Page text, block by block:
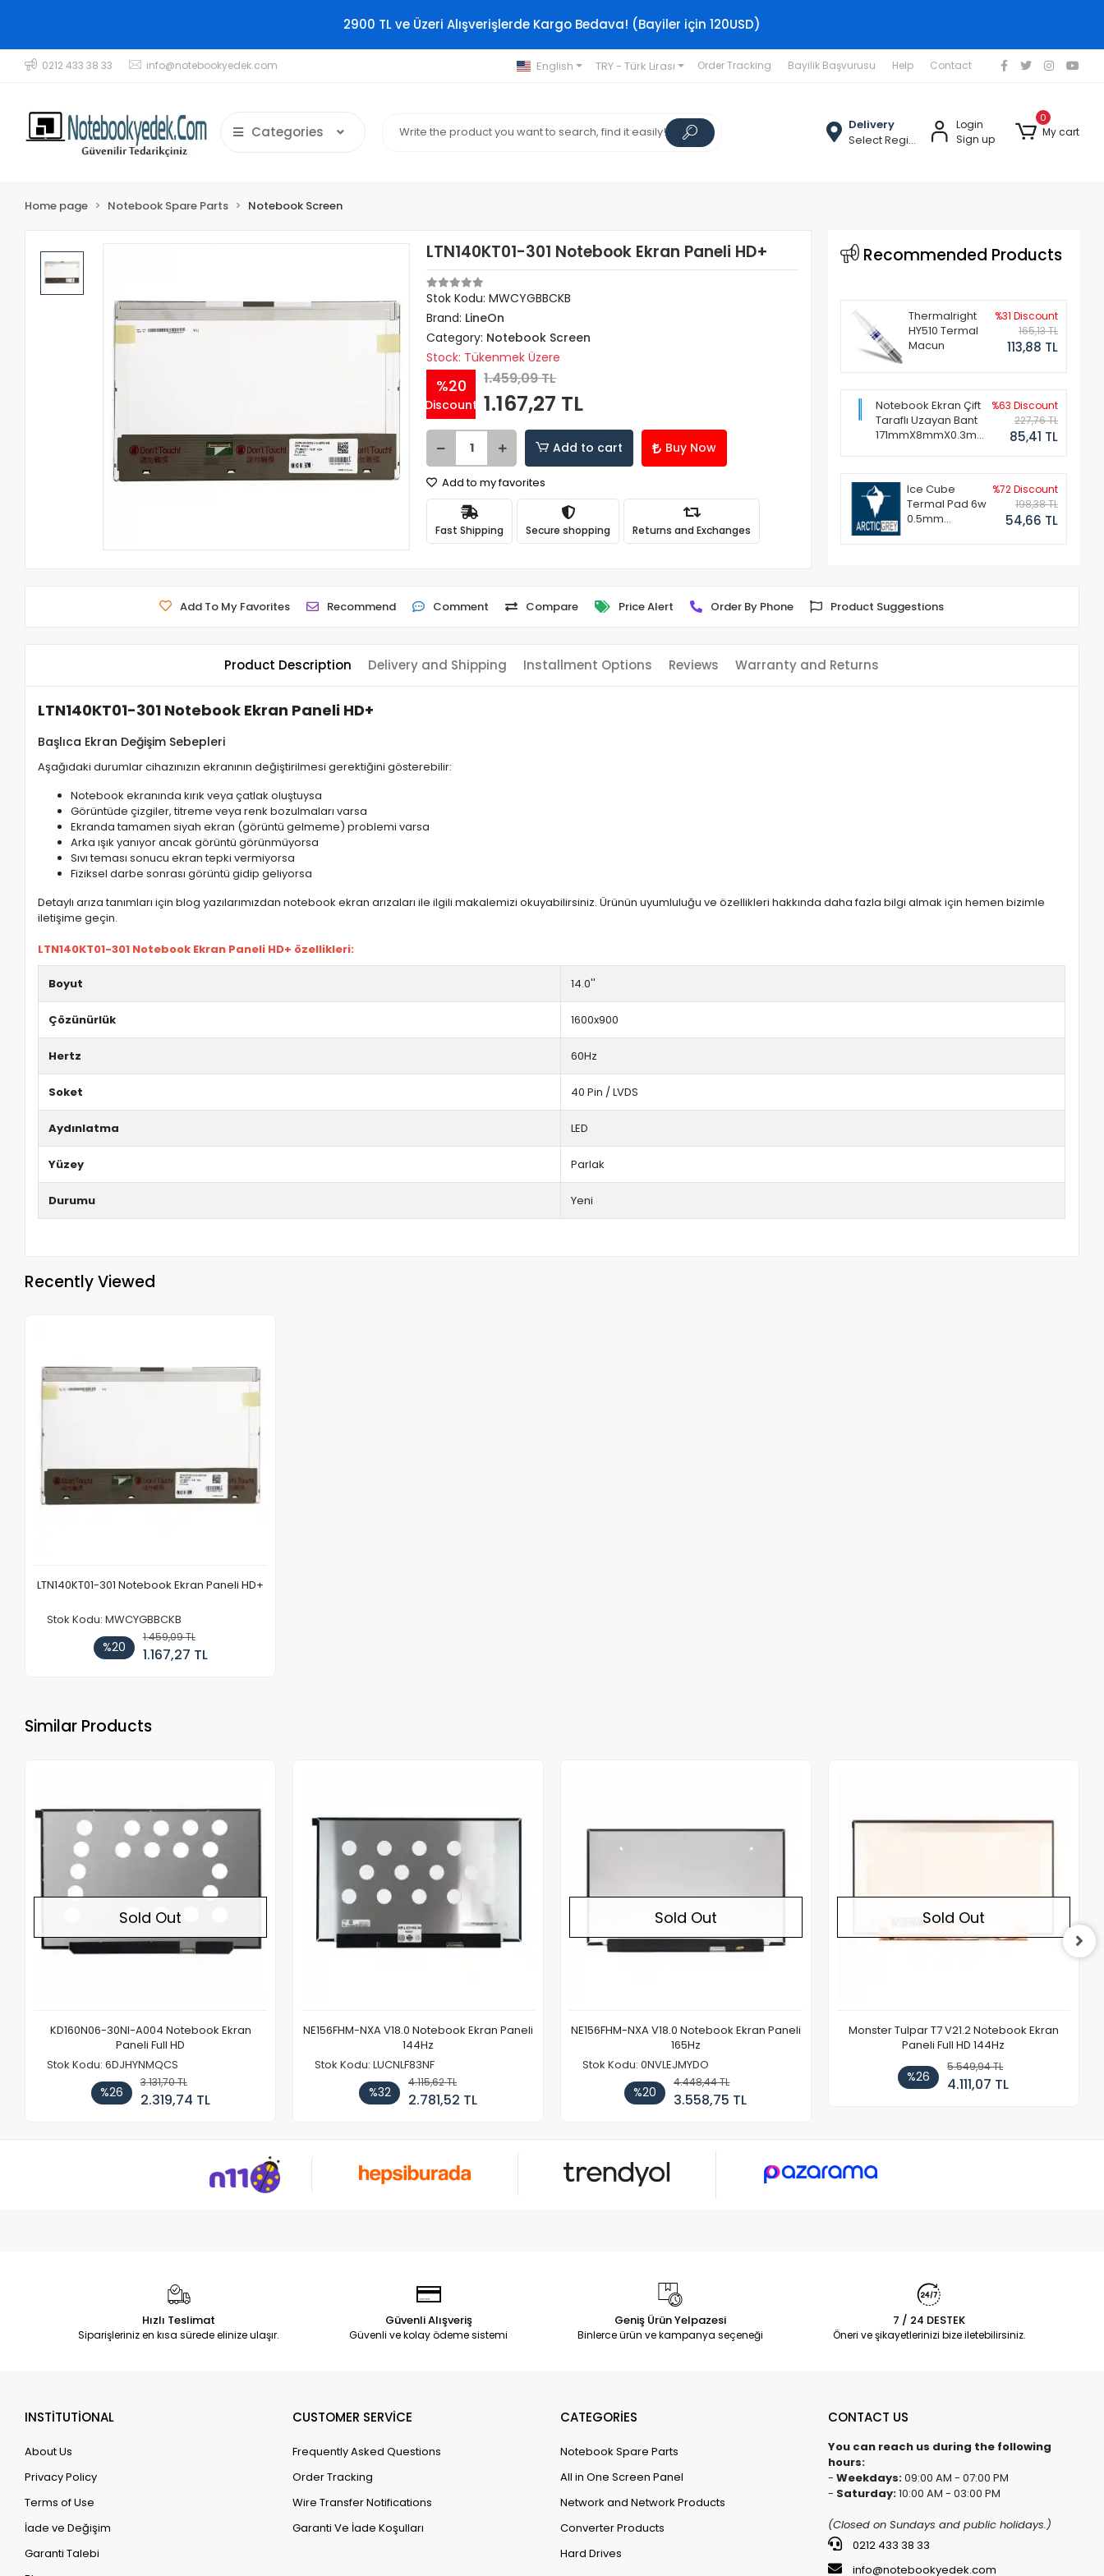
2900 TL ve Üzeri Alışverişlerde Kargo Bedava! (Bayiler için 120USD)
0212 433 38 33 info@notebookyedek.com English TRY - Türk Lirası Order Tracking Bayilik Başvurusu Help Contact
Categories
Delivery
Select Region
Login
Sign up
0
My cart
Home page Notebook Spare Parts Notebook Screen
LTN140KT01-301 Notebook Ekran Paneli HD+
Stok Kodu: MWCYGBBCKB
Brand: LineOn
Category: Notebook Screen
Stock: Tükenmek Üzere
%20
Discount
1.459,09 TL
1.167,27 TL
Add to cart Buy Now
Add to my favorites
Fast Shipping Secure shopping Returns and Exchanges
Recommended Products
Thermalright
HY510 Termal
Macun
%31 Discount
165,13 TL
113,88 TL
Notebook Ekran Çift
Taraflı Uzayan Bant
171mmX8mmX0.3mm
%63 Discount
227,76 TL
85,41 TL
Ice Cube
Termal Pad 6w
0.5mm
%72 Discount
198,38 TL
54,66 TL
Add To My Favorites Recommend Comment Compare Price Alert Order By Phone Product Suggestions
Product Description Delivery and Shipping Installment Options Reviews Warranty and Returns
LTN140KT01-301 Notebook Ekran Paneli HD+
Başlıca Ekran Değişim Sebepleri
Aşağıdaki durumlar cihazınızın ekranının değiştirilmesi gerektiğini gösterebilir:
Notebook ekranında kırık veya çatlak oluştuysa
Görüntüde çizgiler, titreme veya renk bozulmaları varsa
Ekranda tamamen siyah ekran (görüntü gelmeme) problemi varsa
Arka ışık yanıyor ancak görüntü görünmüyorsa
Sıvı teması sonucu ekran tepki vermiyorsa
Fiziksel darbe sonrası görüntü gidip geliyorsa
Detaylı arıza tanımları için blog yazılarımızdan notebook ekran arızaları ile ilgili makalemizi okuyabilirsiniz. Ürünün uyumluluğu ve özellikleri hakkında daha fazla bilgi almak için hemen bizimle
iletişime geçin.
LTN140KT01-301 Notebook Ekran Paneli HD+ özellikleri:
Boyut 14.0''
Çözünürlük 1600x900
Hertz 60Hz
Soket 40 Pin / LVDS
Aydınlatma LED
Yüzey Parlak
Durumu Yeni
Recently Viewed
LTN140KT01-301 Notebook Ekran Paneli HD+
Stok Kodu: MWCYGBBCKB
%20
1.459,09 TL
1.167,27 TL
Similar Products
Sold Out
KD160N06-30NI-A004 Notebook Ekran
Paneli Full HD
Stok Kodu: 6DJHYNMQCS
%26
3.131,70 TL
2.319,74 TL
NE156FHM-NXA V18.0 Notebook Ekran Paneli
144Hz
Stok Kodu: LUCNLF83NF
%32
4.115,62 TL
2.781,52 TL
Sold Out
NE156FHM-NXA V18.0 Notebook Ekran Paneli
165Hz
Stok Kodu: 0NVLEJMYDO
%20
4.448,44 TL
3.558,75 TL
Sold Out
Monster Tulpar T7 V21.2 Notebook Ekran
Paneli Full HD 144Hz
%26
5.549,94 TL
4.111,07 TL
Hızlı Teslimat
Siparişleriniz en kısa sürede elinize ulaşır.
Güvenli Alışveriş
Güvenli ve kolay ödeme sistemi
Geniş Ürün Yelpazesi
Binlerce ürün ve kampanya seçeneği
7 / 24 DESTEK
Öneri ve şikayetlerinizi bize iletebilirsiniz.
INSTİTUTİONAL
About Us
Privacy Policy
Terms of Use
İade ve Değişim
Garanti Talebi
CUSTOMER SERVİCE
Frequently Asked Questions
Order Tracking
Wire Transfer Notifications
Garanti Ve İade Koşulları
CATEGORİES
Notebook Spare Parts
All in One Screen Panel
Network and Network Products
Converter Products
Hard Drives
CONTACT US
You can reach us during the following
hours:
- Weekdays:09:00 AM - 07:00 PM
- Saturday:10:00 AM - 03:00 PM
(Closed on Sundays and public holidays.)
0212 433 38 33
info@notebookyedek.com